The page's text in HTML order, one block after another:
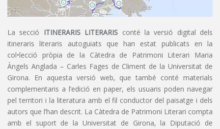
La secció ITINERARIS LITERARIS conté la versió digital dels
itineraris literaris autoguiats que han estat publicats en la
col•lecció pròpia de la Càtedra de Patrimoni Literari Maria
Àngels Anglada – Carles Fages de Climent de la Universitat de
Girona. En aquesta versió web, que també conté materials
complementaris a l’edició en paper, els usuaris poden navegar
pel territori i la literatura amb el fil conductor del paisatge i dels
autors que l’han descrit. La Càtedra de Patrimoni Literari compta
amb el suport de la Universitat de Girona, la Diputació de